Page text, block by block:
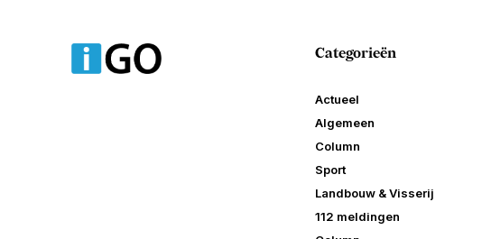
Categorieën
Actueel
Algemeen
Column
Sport
Landbouw & Visserij
112 meldingen